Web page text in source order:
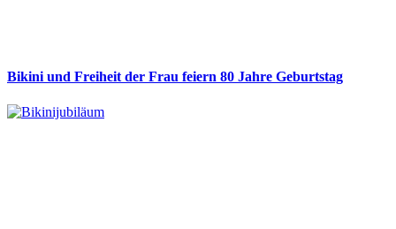
Bikini und Freiheit der Frau feiern 80 Jahre Geburtstag